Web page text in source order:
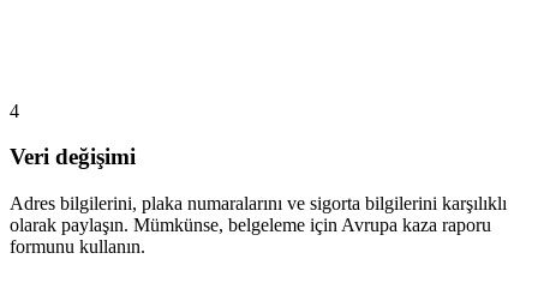
4
Veri değişimi
Adres bilgilerini, plaka numaralarını ve sigorta bilgilerini karşılıklı
olarak paylaşın. Mümkünse, belgeleme için Avrupa kaza raporu
formunu kullanın.